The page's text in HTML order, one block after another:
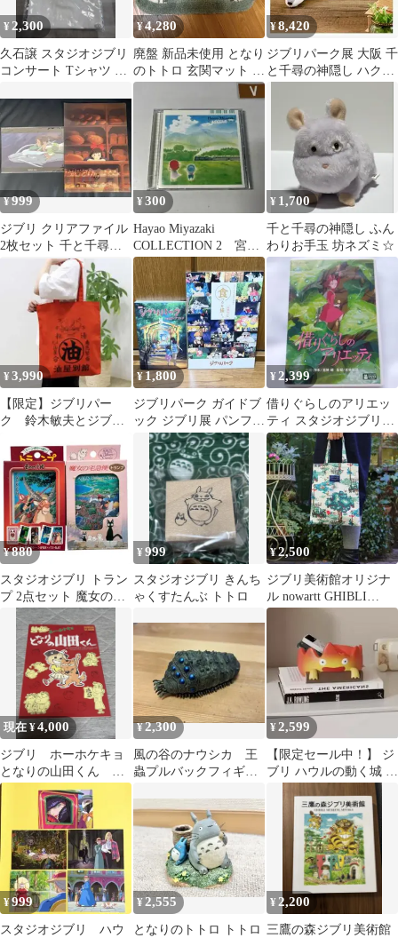
¥ 2,300
久石譲 スタジオジブリ
コンサート Tシャツ L
¥4,280
廃盤 新品未使用 となり
のトトロ 玄関マット ジ
ブリ
¥8,420
ジブリパーク展 大阪 千
と千尋の神隠し ハク龍
¥999
ジブリ クリアファイル
2枚セット 千と千尋の
神隠し 魔女の宅急便
¥300
Hayao Miyazaki
COLLECTION 2 宮崎
駿 ジブリ 久石譲
¥ 1,700
千と千尋の神隠し ふん
わりお手玉 坊ネズミ☆
¥3,990
【限定】ジブリパー
ク 鈴木敏夫とジブリ
ッグ ショッパー付き
¥ 1,800
ジブリパーク ガイドブ
ック ジブリ展 パンフレ
ット 美品
¥2,399
借りぐらしのアリエッ
ティ スタジオジブリ
DVD
¥880
スタジオジブリ トラン
プ 2点セット 魔女の宅
急便 もののけ姫 エンス
カイ
¥999
スタジオジブリ きんち
ゃくすたんぶ トトロ
¥2,500
ジブリ美術館オリジナ
ル nowartt GHIBLI
MUSEUM トートバッ
現在 ¥4,000
ジブリ ホーホケキョ
となりの山田くん ロ
マンアルバム
¥2,300
風の谷のナウシカ 王
蟲プルバックフィギュ
¥2,599
【限定セール中！】 ジ
ブリ ハウルの動く城 カ
ルシファー 小物入れ 灰
皿 置物
¥999
スタジオジブリ ハウ
¥2,555
となりのトトロ トトロ
¥ 2,200
三鷹の森ジブリ美術館